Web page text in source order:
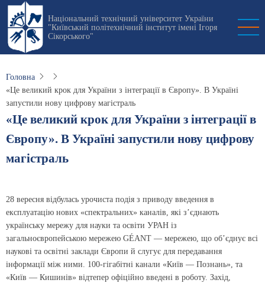
Перейти
основного
вмісту
Національний технічний університет України
"Київський політехнічний інститут імені Ігоря
Сікорського"
Головна
«Це великий крок для України з інтеграції в Європу». В Україні
запустили нову цифрову магістраль
«Це великий крок для України з інтеграції в
Європу». В Україні запустили нову цифрову
магістраль
28 вересня відбулась урочиста подія з приводу введення в
експлуатацію нових «спектральних» каналів, які з’єднають
українську мережу для науки та освіти УРАН із
загальноєвропейською мережею GÉANT — мережею, що об’єднує всі
наукові та освітні заклади Європи й слугує для передавання
інформації між ними. 100-гігабітні канали «Київ — Познань», та
«Київ — Кишинів» відтепер офіційно введені в роботу. Захід,